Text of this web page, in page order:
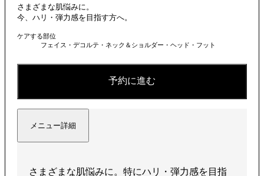
さまざまな肌悩みに。
今、ハリ・弾力感を目指す方へ。
ケアする部位
フェイス・デコルテ・ネック＆ショルダー・ヘッド・フット
予約に進む
メニュー詳細
さまざまな肌悩みに。特にハリ・弾力感を目指